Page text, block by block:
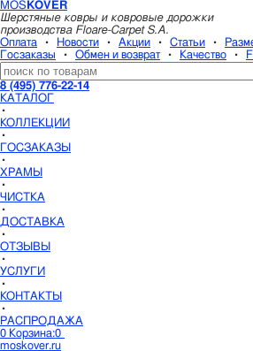
MOS KOVER
Шерстяные ковры и ковровые дорожки
производства Floare-Carpet S.A.
Оплата ▪ Новости ▪ Акции ▪ Статьи ▪
Госзаказы ▪ Обмен и возврат ▪ Качество ▪
8 (495) 776-22-14
КАТАЛОГ
▪
КОЛЛЕКЦИИ
▪
ГОСЗАКАЗЫ
▪
ХРАМЫ
▪
ЧИСТКА
▪
ДОСТАВКА
▪
ОТЗЫВЫ
▪
УСЛУГИ
▪
КОНТАКТЫ
▪
РАСПРОДАЖА
0 Корзина:0
moskover.ru